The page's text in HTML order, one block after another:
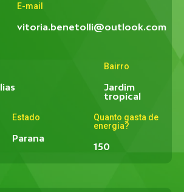
E-mail
vitoria.benetolli@outlook.com
Bairro
Jardim
tropical
Estado
Parana
Quanto gasta de
energia?
150